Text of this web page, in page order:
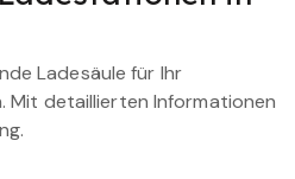
Ladesäule für Ihr
Mit detaillierten Informationen